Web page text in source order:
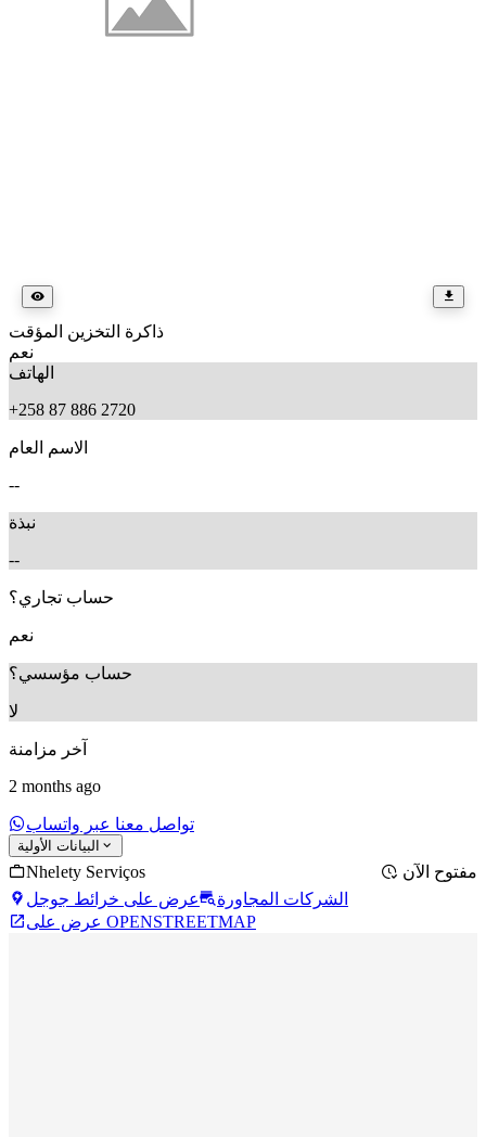
ذاكرة التخزين المؤقت
نعم
الهاتف
+258 87 886 2720
الاسم العام
--
نبذة
--
حساب تجاري؟
نعم
حساب مؤسسي؟
لا
آخر مزامنة
2 months ago
تواصل معنا عبر واتساب
البيانات الأولية
Nhelety Serviços
مفتوح الآن
عرض على خرائط جوجل
الشركات المجاورة
عرض على OPENSTREETMAP